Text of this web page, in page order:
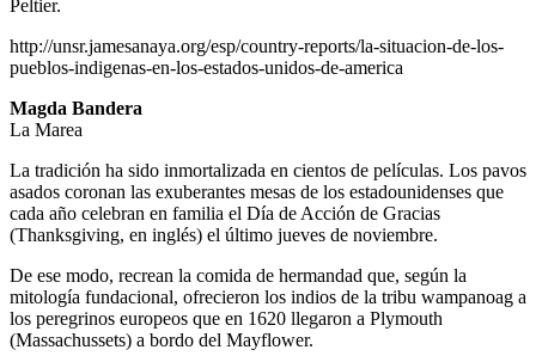
Peltier.
http://unsr.jamesanaya.org/esp/country-reports/la-situacion-de-los-
pueblos-indigenas-en-los-estados-unidos-de-america
Magda Bandera
La Marea
La tradición ha sido inmortalizada en cientos de películas. Los pavos
asados coronan las exuberantes mesas de los estadounidenses que
cada año celebran en familia el Día de Acción de Gracias
(Thanksgiving, en inglés) el último jueves de noviembre.
De ese modo, recrean la comida de hermandad que, según la
mitología fundacional, ofrecieron los indios de la tribu wampanoag a
los peregrinos europeos que en 1620 llegaron a Plymouth
(Massachussets) a bordo del Mayflower.